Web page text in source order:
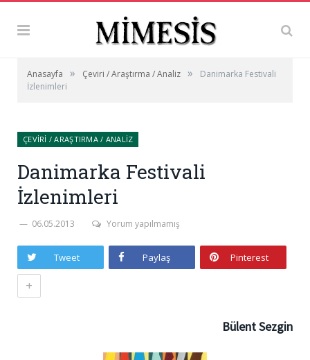
Anasayfa » Çeviri / Araştırma / Analiz »
Danimarka Festivali
İzlenimleri
ÇEVIRI / ARAŞTIRMA / ANALIZ
Danimarka Festivali
İzlenimleri
06.05.2013 Yorum yapılmamış
Tweet Paylaş Pinterest
+
Bülent Sezgin